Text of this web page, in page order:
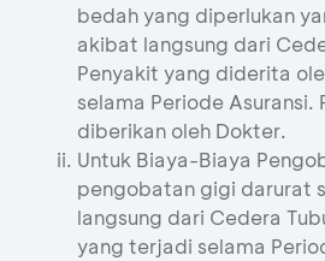
bedah yang diperlukan
akibat langsung dari
Penyakit yang diderita
selama Periode Asuransi.
diberikan oleh Dokter.
Untuk Biaya-Biaya
pengobatan gigi darurat
langsung dari Cedera
yang terjadi selama